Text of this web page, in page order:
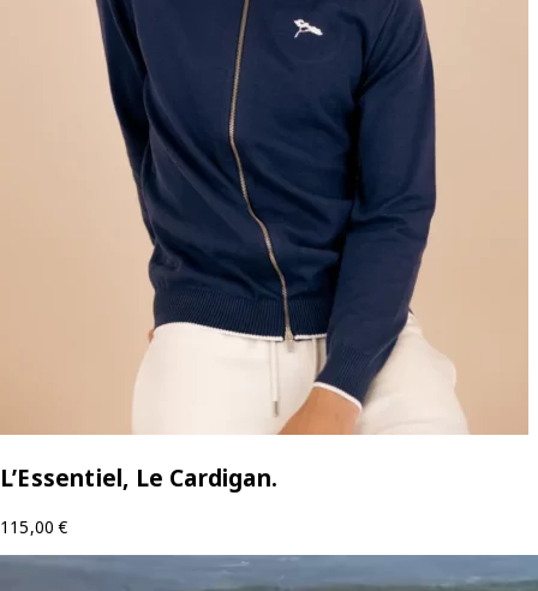
L’Essentiel, Le Cardigan.
115,00€